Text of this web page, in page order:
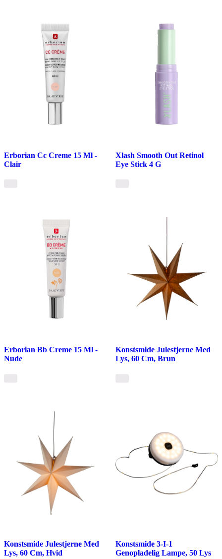
Erborian Cc Creme 15 Ml -
Clair
Xlash Smooth Out Retinol
Eye Stick 4 G
Erborian Bb Creme 15 Ml -
Nude
Konstsmide Julestjerne Med
Lys, 60 Cm, Brun
Konstsmide Julestjerne Med
Lys, 60 Cm, Hvid
Konstsmide 3-I-1
Genopladelig Lampe, 50 Lys